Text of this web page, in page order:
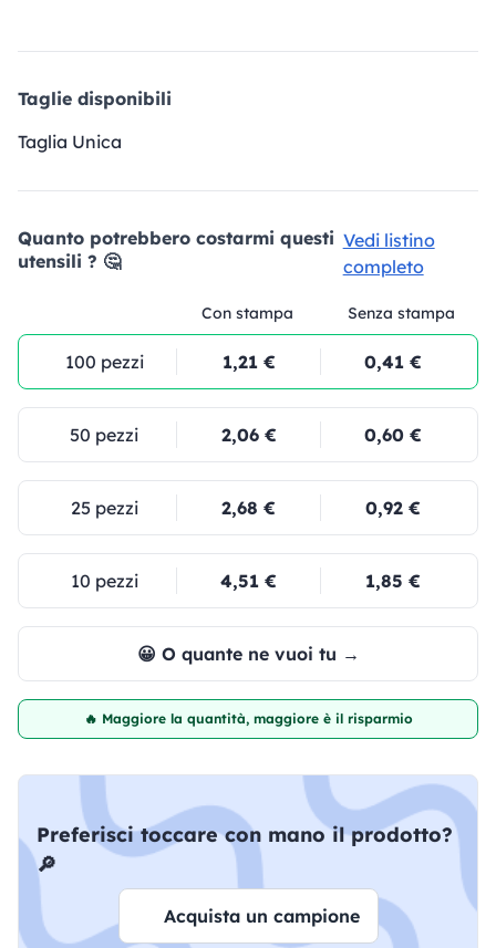
Taglie disponibili
Taglia Unica
Quanto potrebbero costarmi questi
utensili ? 🤔
Vedi listino
completo
Con stampa Senza stampa
100 pezzi 1,21 € 0,41 €
50 pezzi 2,06 € 0,60 €
25 pezzi 2,68 € 0,92 €
10 pezzi 4,51 € 1,85 €
😀 O quante ne vuoi tu →
🔥 Maggiore la quantità, maggiore è il risparmio
Preferisci toccare con mano il prodotto?
🔎
Acquista un campione